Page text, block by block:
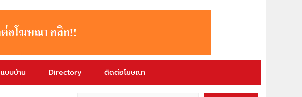
แบบบ้าน Directory ติดต่อโฆษณา